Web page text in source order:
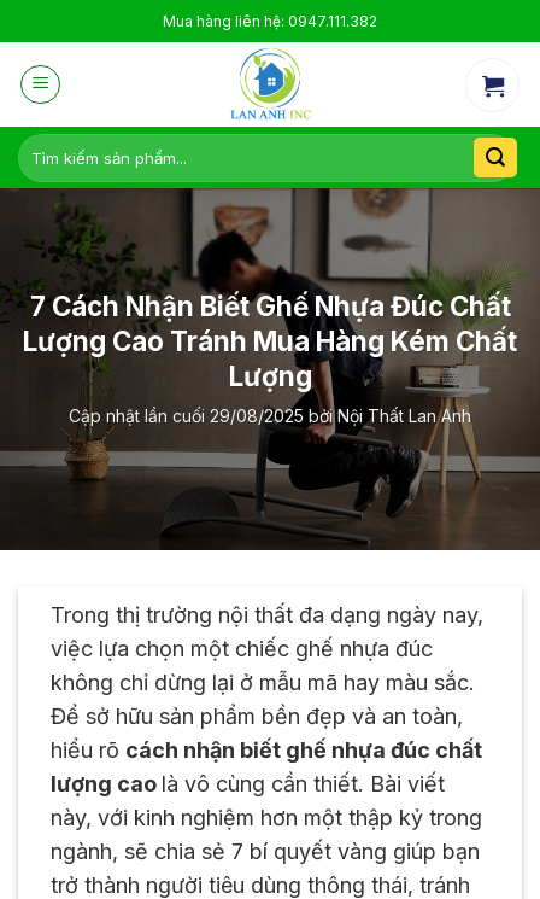
to
content
Mua hàng liên hệ: 0947.111.382
Tìm
kiếm:
7 Cách Nhận Biết Ghế Nhựa Đúc Chất
Lượng Cao Tránh Mua Hàng Kém Chất
Lượng
Cập nhật lần cuối 29/08/2025 bởiNội Thất Lan Anh
Trong thị trường nội thất đa dạng ngày nay,
việc lựa chọn một chiếc ghế nhựa đúc
không chỉ dừng lại ở mẫu mã hay màu sắc.
Để sở hữu sản phẩm bền đẹp và an toàn,
hiểu rõ cách nhận biết ghế nhựa đúc chất
lượng cao là vô cùng cần thiết. Bài viết
này, với kinh nghiệm hơn một thập kỷ trong
ngành, sẽ chia sẻ 7 bí quyết vàng giúp bạn
trở thành người tiêu dùng thông thái, tránh